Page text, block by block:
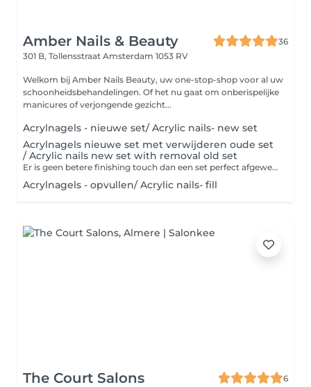
Amber Nails & Beauty
36
301 B, Tollensstraat Amsterdam 1053 RV
Welkom bij Amber Nails Beauty, uw one-stop-shop voor al uw
schoonheidsbehandelingen. Of het nu gaat om onberispelijke
manicures of verjongende gezicht...
Acrylnagels - nieuwe set/ Acrylic nails- new set
Acrylnagels nieuwe set met verwijderen oude set
/ Acrylic nails new set with removal old set
Er is geen betere finishing touch dan een set perfect afgewerkte acrylnagels of gelnagels. Deze kunstnagels van acryl of gel kunnen aangebracht worden met of zonder verlenging van je eigen nagels en in alle denkbare kleuren. Versier je nagels met nail art, glitter, een French manicure of nog iets anders, want alles is mogelijk. Bij een babyboom-effect worden je nagels met twee kleuren gelakt. Het verschil met de French manicure is dat er bij babyboom een geleidelijke overloop van roze naar wit is. Bij een French manicure worden je nagels met een zachte kleur roze gelakt met op de nageluiteinden een elegant, strak en wit randje.
Acrylnagels - opvullen/ Acrylic nails- fill
The Court Salons
6